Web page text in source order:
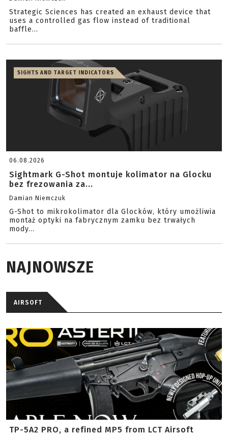
Strategic Sciences has created an exhaust device that
uses a controlled gas flow instead of traditional
baffle...
SIGHTS AND TARGET INDICATORS
06.08.2026
Sightmark G-Shot montuje kolimator na Glocku
bez frezowania za...
Damian Niemczuk
G-Shot to mikrokolimator dla Glocków, który umożliwia
montaż optyki na fabrycznym zamku bez trwałych
mody...
NAJNOWSZE
AIRSOFT
TP-5A2 PRO, a refined MP5 from LCT Airsoft